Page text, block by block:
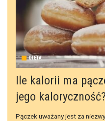
DIETA
Ile kalorii ma
jego kaloryczność?
Pączek uważany jest za